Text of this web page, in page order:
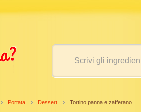
Portata Dessert Tortino panna e zafferano